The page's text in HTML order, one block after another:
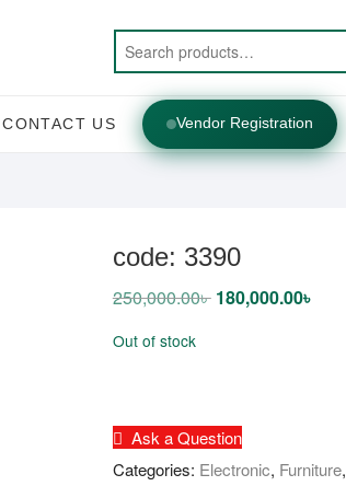
CONTACT US Vendor Registration
code: 3390
250,000.00৳ Original
price
180,000.00৳
Out of stock
Ask a Question
Categories: Electronic, Furniture,